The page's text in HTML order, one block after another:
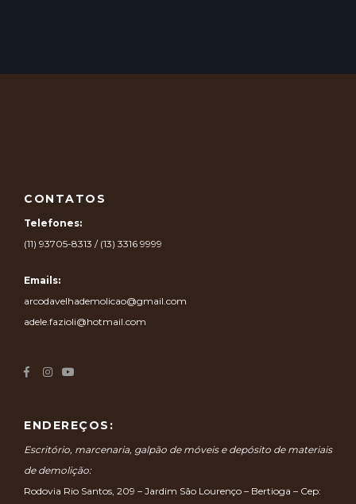
CONTATOS
Telefones:
(11) 93705-8313 / (13) 3316 9999
Emails:
arcodavelhademolicao@gmail.com
adele.fazioli@hotmail.com
ENDEREÇOS:
Escritório, marcenaria, galpão de móveis e depósito de materiais
de demolição:
Rodovia Rio Santos, 209 – Jardim São Lourenço – Bertioga – Cep: